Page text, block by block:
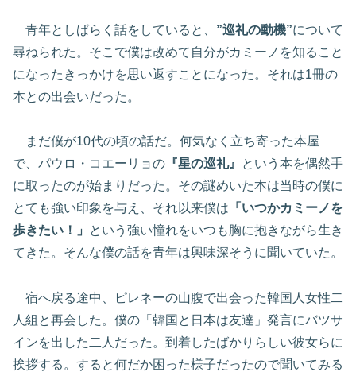
青年としばらく話をしていると、 ”巡礼の動機”について
尋ねられた。そこで僕は改めて自分がカミーノを知ること
になったきっかけを思い返すことになった。それは1冊の
本との出会いだった。
まだ僕が10代の頃の話だ。何気なく立ち寄った本屋
で、パウロ・コエーリョの 『星の巡礼』
という本を偶然手
に取ったのが始まりだった。その謎めいた本は当時の僕に
とても強い印象を与え、それ以来僕は 「いつかカミーノを
歩きたい！」
という強い憧れをいつも胸に抱きながら生き
てきた。そんな僕の話を青年は興味深そうに聞いていた。
宿へ戻る途中、ピレネーの山腹で出会った韓国人女性二
人組と再会した。僕の「韓国と日本は友達」発言にバツサ
インを出した二人だった。到着したばかりらしい彼女らに
挨拶する。すると何だか困った様子だったので聞いてみる